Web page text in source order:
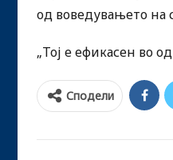
од воведувањето на
„Тој е ефикасен во
Сподели